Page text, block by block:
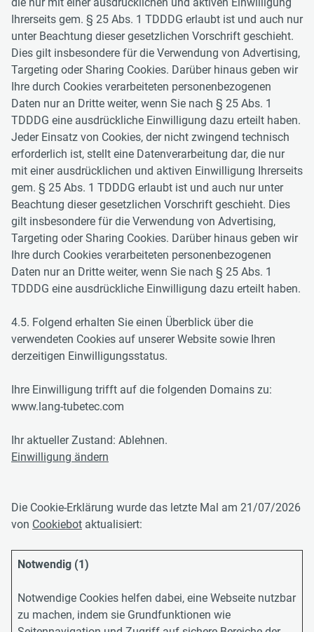
Ihrerseits gem. § 25 Abs. 1 TDDDG erlaubt ist und auch nur
unter Beachtung dieser gesetzlichen Vorschrift geschieht.
Dies gilt insbesondere für die Verwendung von Advertising,
Targeting oder Sharing Cookies. Darüber hinaus geben wir
Ihre durch Cookies verarbeiteten personenbezogenen
Daten nur an Dritte weiter, wenn Sie nach § 25 Abs. 1
TDDDG eine ausdrückliche Einwilligung dazu erteilt haben.
Jeder Einsatz von Cookies, der nicht zwingend technisch
erforderlich ist, stellt eine Datenverarbeitung dar, die nur
mit einer ausdrücklichen und aktiven Einwilligung Ihrerseits
gem. § 25 Abs. 1 TDDDG erlaubt ist und auch nur unter
Beachtung dieser gesetzlichen Vorschrift geschieht. Dies
gilt insbesondere für die Verwendung von Advertising,
Targeting oder Sharing Cookies. Darüber hinaus geben wir
Ihre durch Cookies verarbeiteten personenbezogenen
Daten nur an Dritte weiter, wenn Sie nach § 25 Abs. 1
TDDDG eine ausdrückliche Einwilligung dazu erteilt haben.
4.5. Folgend erhalten Sie einen Überblick über die
verwendeten Cookies auf unserer Website sowie Ihren
derzeitigen Einwilligungsstatus.
Ihre Einwilligung trifft auf die folgenden Domains zu:
www.lang-tubetec.com
Ihr aktueller Zustand: Ablehnen.
Einwilligung ändern
Die Cookie-Erklärung wurde das letzte Mal am 21/07/2026
von Cookiebot aktualisiert:
Notwendig (1)
Notwendige Cookies helfen dabei, eine Webseite nutzbar
zu machen, indem sie Grundfunktionen wie